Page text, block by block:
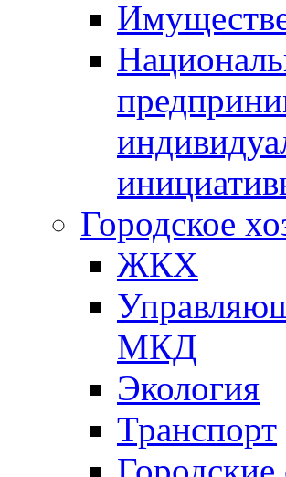
Городское
ЖКХ
МКД
Экология
Транспорт